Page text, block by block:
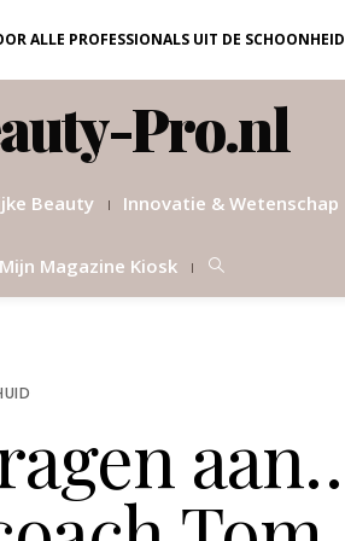
ALLE PROFESSIONALS UIT DE
Pro.nl
Beauty Innovatie & Wetenschap
Mijn Magazine Kiosk